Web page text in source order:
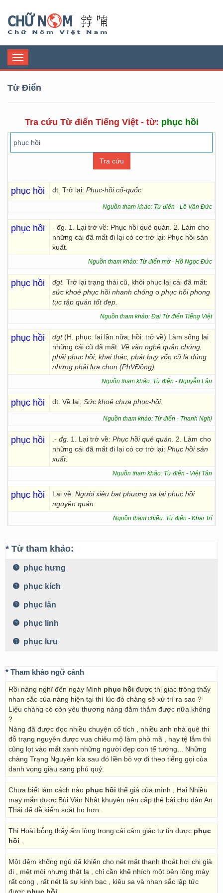
Toggle
navigation
Từ Điển
Tra cứu Từ điển Tiếng Việt - từ: phục hồi
phục hồi đt. Trở lại: Phục-hồi cố-quốc
Nguồn tham khảo: Từ điển - Lê Văn Đức
phục hồi
- đg. 1. Lại trở về: Phục hồi quê quán. 2. Làm cho
những cái đã mất đi lại có cơ trở lại: Phục hồi sản
xuất.
Nguồn tham khảo: Từ điển mở - Hồ Ngọc Đức
phục hồi đgt. Trở lại trạng thái cũ, khôi phục lại cái đã mất:
sức khoẻ phục hồi nhanh chóng o phục hồi phong
tục tập quán tốt đẹp.
Nguồn tham khảo: Đại Từ điển Tiếng Việt
phục hồi đgt (H. phục: lại lần nữa; hồi: trở về) Làm sống lại
những cái cũ đã mất: Về văn nghệ quần chúng,
phải phục hồi, khai thác, phát huy vốn cũ là đúng
nhưng phải lựa chọn (PhVĐồng).
Nguồn tham khảo: Từ điển - Nguyễn Lân
phục hồi đt. Về lại: Sức khoẻ chưa phục-hồi.
Nguồn tham khảo: Từ điển - Thanh Nghị
phục hồi .- đg. 1. Lại trở về: Phục hồi quê quán. 2. Làm cho
những cái đã mất đi lại có cơ trở lại: Phục hồi sản
xuất.
Nguồn tham khảo: Từ điển - Việt Tân
phục hồi Lại về: Người xiêu bạt phương xa lại phục hồi
nguyên quán.
Nguồn tham chiếu: Từ điển - Khai Trí
* Từ tham khảo:
phục hưng
phục kích
phục lăn
phục linh
phục lưu
* Tham khảo ngữ cảnh
Rồi nàng nghĩ đến ngày Minh phục hồi được thị giác trông thấy
nhan sắc của nàng hiện tại thì lúc đó chàng sẽ xử trí ra sao ?
Liệu chàng có còn yêu thương nàng đằm thắm được nữa không
?
Nàng đã được đọc nhiều chuyện cổ tích , nhiều anh nhà quê thi
đỗ trạng nguyên được vua chiêu mộ làm phò mã , hay tệ lắm thì
cũng lọt vào mắt xanh những người đẹp con tể tướng... Những
chàng Trạng Nguyên kia sau đó liền bỏ vợ đi theo tiếng gọi của
danh vọng giàu sang phú quý.
Chưa biết làm cách nào phục hồi thế giá của mình , Hai Nhiều
may mắn được Bùi Văn Nhật khuyên nên cấp thẻ bài cho dân An
Thái để dễ kiểm soát họ hơn.
Thi Hoài bỗng thấy ấm lòng trong cái cảm giác tự tin được phục
hồi
Một đêm không ngủ đã khiến cho nét mặt thanh thoát hơi chị già
đi , mệt mỏi nhưng thật lạ , chỉ cần khẽ nhích một bên lông mày
rất cong , rất nét là sự kinh bạc , kiêu sa và nhan sắc lập tức